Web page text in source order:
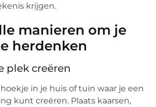
krijgen.
manieren om je
herdenken
plek creëren
in je huis of tuin waar je een
kunt creëren. Plaats kaarsen,